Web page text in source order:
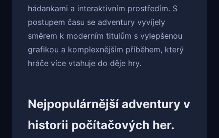
hádankami a interaktivním prostředím. S
postupem času se adventury vyvíjely
směrem k moderním titulům s vylepšenou
grafikou a komplexnějším příběhem, který
hráče více vtahuje do děje hry.
Nejpopulárnější adventury v
historii počítačových her.